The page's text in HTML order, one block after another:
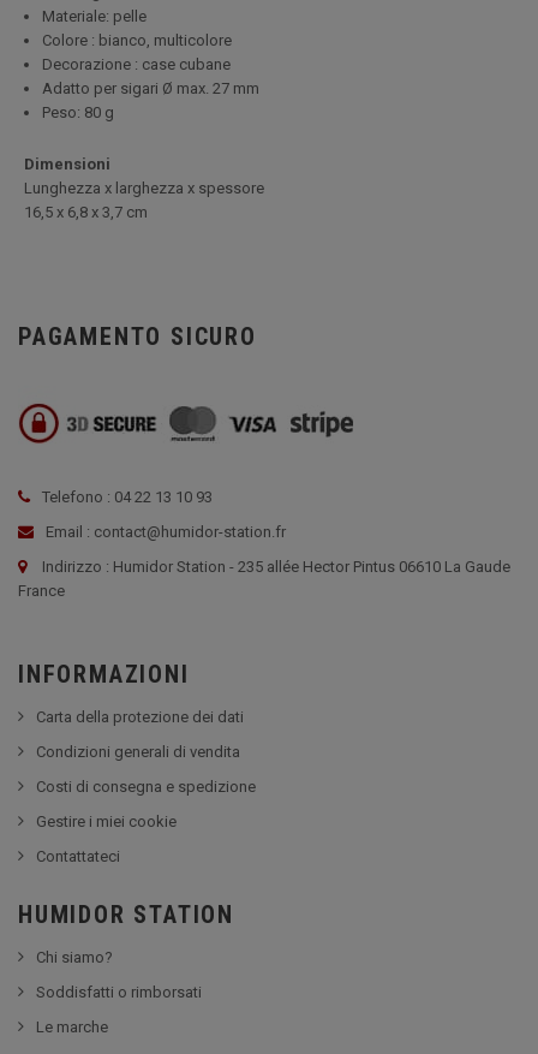
Materiale: pelle
Colore : bianco, multicolore
Decorazione : case cubane
Adatto per sigari Ø max. 27 mm
Peso: 80 g
Dimensioni
Lunghezza x larghezza x spessore
16,5 x 6,8 x 3,7 cm
PAGAMENTO SICURO
Telefono : 04 22 13 10 93
Email : contact@humidor-station.fr
Indirizzo : Humidor Station - 235 allée Hector Pintus 06610 La Gaude
France
INFORMAZIONI
Carta della protezione dei dati
Condizioni generali di vendita
Costi di consegna e spedizione
Gestire i miei cookie
Contattateci
HUMIDOR STATION
Chi siamo?
Soddisfatti o rimborsati
Le marche